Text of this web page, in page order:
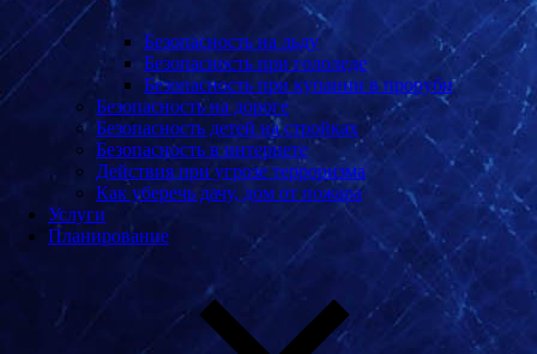
Безопасность на льду
Безопасность при гололеде
Безопасность при купании в проруби
Безопасность на дороге
Безопасность детей на стройках
Безопасность в интернете
Действия при угрозе терроризма
Как уберечь дачу, дом от пожара
Услуги
Планирование